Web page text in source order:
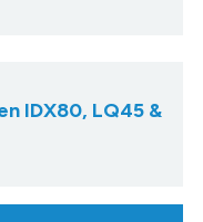
IDX80, LQ45 &